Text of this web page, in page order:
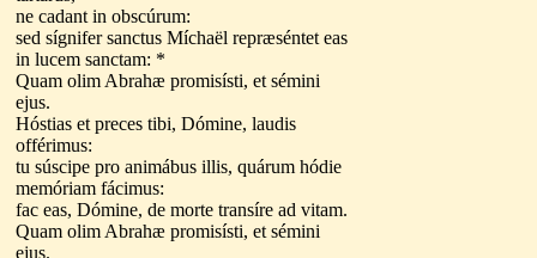
ne cadant in obscúrum:
sed sígnifer sanctus Míchaël repræséntet eas
in lucem sanctam: *
Quam olim Abrahæ promisísti, et sémini
ejus.
Hóstias et preces tibi, Dómine, laudis
offérimus:
tu súscipe pro animábus illis, quárum hódie
memóriam fácimus:
fac eas, Dómine, de morte transíre ad vitam.
Quam olim Abrahæ promisísti, et sémini
ejus.